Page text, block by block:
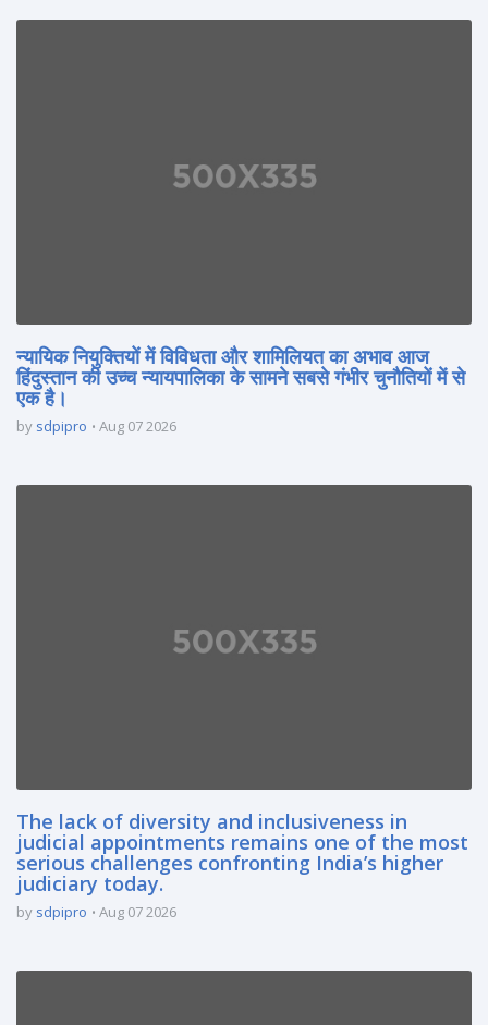
न्यायिक नियुक्तियों में विविधता और शामिलियत का अभाव आज
हिंदुस्तान की उच्च न्यायपालिका के सामने सबसे गंभीर चुनौतियों में से
एक है।
by sdpipro Aug 07 2026
The lack of diversity and inclusiveness in
judicial appointments remains one of the most
serious challenges confronting India’s higher
judiciary today.
by sdpipro Aug 07 2026